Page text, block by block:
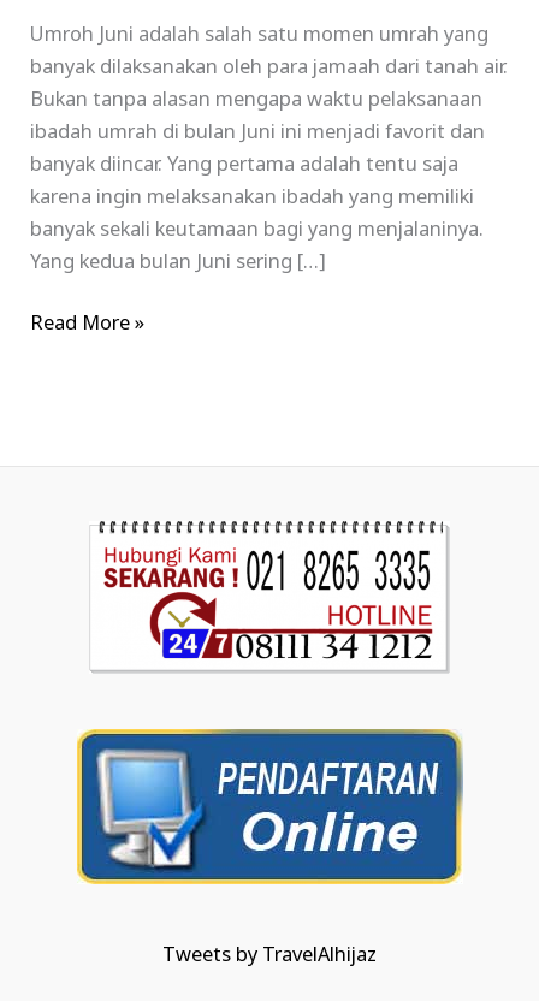
Umroh Juni adalah salah satu momen umrah yang
banyak dilaksanakan oleh para jamaah dari tanah air.
Bukan tanpa alasan mengapa waktu pelaksanaan
ibadah umrah di bulan Juni ini menjadi favorit dan
banyak diincar. Yang pertama adalah tentu saja
karena ingin melaksanakan ibadah yang memiliki
banyak sekali keutamaan bagi yang menjalaninya.
Yang kedua bulan Juni sering […]
Read More »
Tweets by TravelAlhijaz